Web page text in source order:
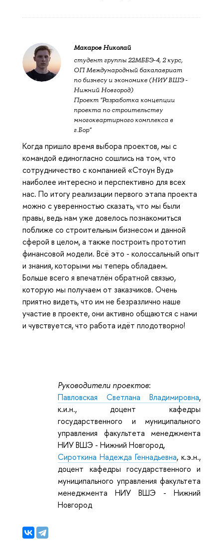
Макаров Николай
студент группы 22МББЭ-4, 2 курс,
ОП Международный бакалавриат
по бизнесу и экономике (НИУ ВШЭ -
Нижний Новгород)
Проект "Разработка концепции
проекта по строительству
многоквартирного комплекса в
г.Бор"
Когда пришло время выбора проектов, мы с
командой единогласно сошлись на том, что
сотрудничество с компанией «Стоун Вуд»
наиболее интересно и перспективно для всех
нас. По итогу реализации первого этапа проекта
можно с уверенностью сказать, что мы были
правы, ведь нам уже довелось познакомиться
поближе со строительным бизнесом и данной
сферой в целом, а также построить прототип
финансовой модели. Всё это - колоссальный опыт
и знания, которыми мы теперь обладаем.
Больше всего я впечатлён обратной связью,
которую мы получаем от заказчиков. Очень
приятно видеть, что им не безразлично наше
участие в проекте, они активно общаются с нами
и чувствуется, что работа идёт плодотворно!
Руководители проектов:
Павловская Светлана Владимировна,
к.и.н., доцент кафедры
государственного и муниципального
управления факультета менеджмента
НИУ ВШЭ - Нижний Новгород,
Сироткина Надежда Геннадьевна,к.э.н.,
доцент кафедры государственного и
муниципального управления факультета
менеджмента НИУ ВШЭ - Нижний
Новгород